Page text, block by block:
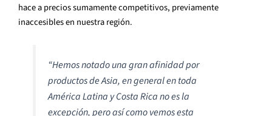
hace a precios sumamente competitivos, previamente
inaccesibles en nuestra región.
“Hemos notado una gran afinidad por
productos de Asia, en general en toda
América Latina y Costa Rica no es la
excepción, pero así como vemos esta